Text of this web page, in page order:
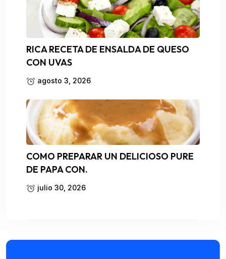
RICA RECETA DE ENSALDA DE QUESO
CON UVAS
agosto 3, 2026
COMO PREPARAR UN DELICIOSO PURE
DE PAPA CON.
julio 30, 2026